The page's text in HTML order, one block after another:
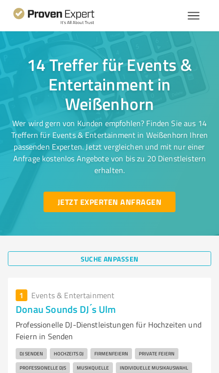
14 Treffer für Events &
Entertainment in
Weißenhorn
Wer wird gern von Kunden empfohlen? Finden Sie aus 14
Treffern für Events & Entertainment in Weißenhorn Ihren
passenden Experten. Jetzt vergleichen und mit nur einer
Anfrage kostenlos Angebote von bis zu 20 Dienstleistern
erhalten.
JETZT EXPERTEN ANFRAGEN
SUCHE ANPASSEN
1 Events & Entertainment
Donau Sounds DJ ́s Ulm
Professionelle DJ-Dienstleistungen für Hochzeiten und
Feiern in Senden
DJ SENDEN HOCHZEITS DJ FIRMENFEIERN PRIVATE FEIERN
PROFESSIONELLE DJS MUSIKQUELLE INDIVIDUELLE MUSIKAUSWAHL